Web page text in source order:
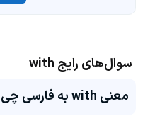
سوال‌های رایج with
معنی with به فارسی چی می‌شه؟